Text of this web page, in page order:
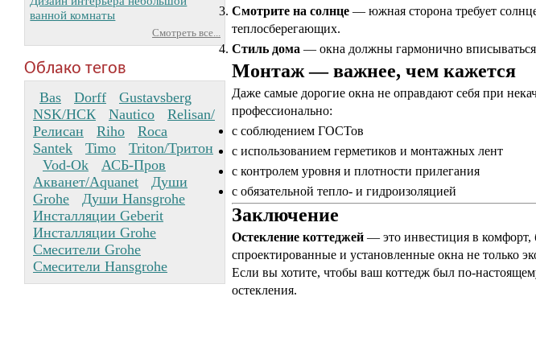
ванной комнаты
Смотреть все...
Облако тегов
Bas Dorff
Gustavsberg
NSK/НСК
Nautico
Relisan/
Релисан
Riho
Roca
Santek
Timo
Triton/Тритон
Vod-Ok
АСБ-Пров
Акванет/Aquanet
Души
Grohe
Души Hansgrohe
Инсталляции Geberit
Инсталляции Grohe
Смесители Grohe
Смесители Hansgrohe
Смотрите на солнце — южная сторона требует
теплосберегающих.
Стиль дома — окна должны гармонично
Монтаж — важнее, чем кажется
Даже самые дорогие окна не оправдают себя при
профессионально:
с соблюдением ГОСТов
с использованием герметиков и монтажных лент
с контролем уровня и плотности прилегания
с обязательной тепло- и гидроизоляцией
Заключение
Остекление коттеджей — это инвестиция в комфорт,
спроектированные и установленные окна не только
Если вы хотите, чтобы ваш коттедж был по-
остекления.